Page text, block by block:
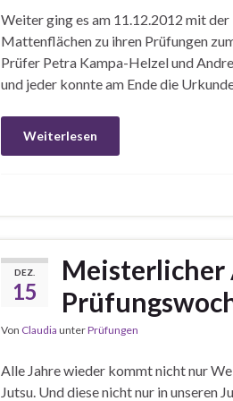
Weiter ging es am 11.12.2012 mit
Mattenflächen zu ihren Prüfungen
Prüfer Petra Kampa-Helzel und
und jeder konnte am Ende die
Weiterlesen
DEZ.
15
Meisterlicher
Von Claudia unterPrüfungen
Alle Jahre wieder kommt nicht nur
Jutsu. Und diese nicht nur in unseren